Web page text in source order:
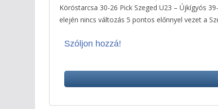
Köröstarcsa 30-26 Pick Szeged U23 – Újkígyós
elején nincs változás 5 pontos előnnyel vezet a
Szóljon hozzá!